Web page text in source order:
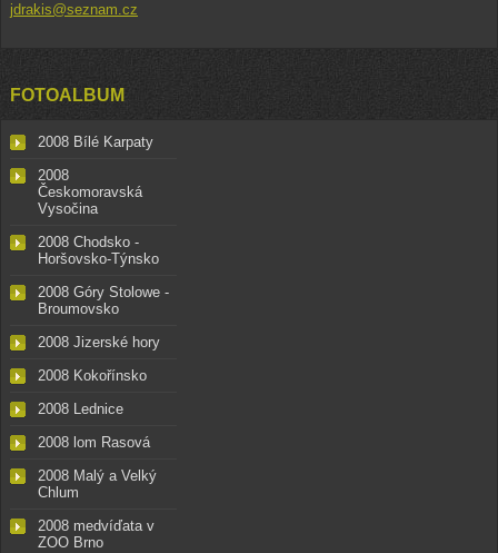
jdrakis@seznam.cz
FOTOALBUM
2008 Bílé Karpaty
2008
Českomoravská
Vysočina
2008 Chodsko -
Horšovsko-Týnsko
2008 Góry Stolowe -
Broumovsko
2008 Jizerské hory
2008 Kokořínsko
2008 Lednice
2008 lom Rasová
2008 Malý a Velký
Chlum
2008 medvíďata v
ZOO Brno